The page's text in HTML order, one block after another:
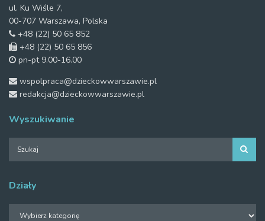
ul. Ku Wiśle 7,
00-707 Warszawa, Polska
+48 (22) 50 65 852
+48 (22) 50 65 856
pn-pt 9.00-16.00
wspolpraca@dzieckowwarszawie.pl
redakcja@dzieckowwarszawie.pl
Wyszukiwanie
Działy